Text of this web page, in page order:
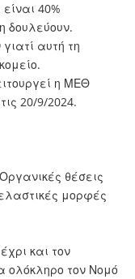
40%
δουλεύουν.
αυτή τη
η ΜΕΘ
20/9/2024.
θέσεις
μορφές
και τον
ολόκληρο τον Νομό